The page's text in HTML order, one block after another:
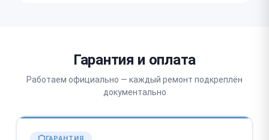
Гарантия и оплата
Работаем официально — каждый ремонт подкреплён
документально